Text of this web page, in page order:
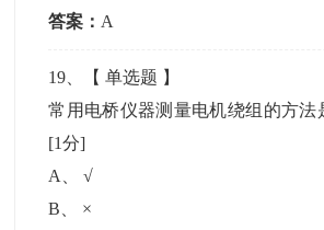
答案： A
19 、【单选题 】
常用电桥仪器测量电机绕组的方法
[1分]
A
、√
B
×